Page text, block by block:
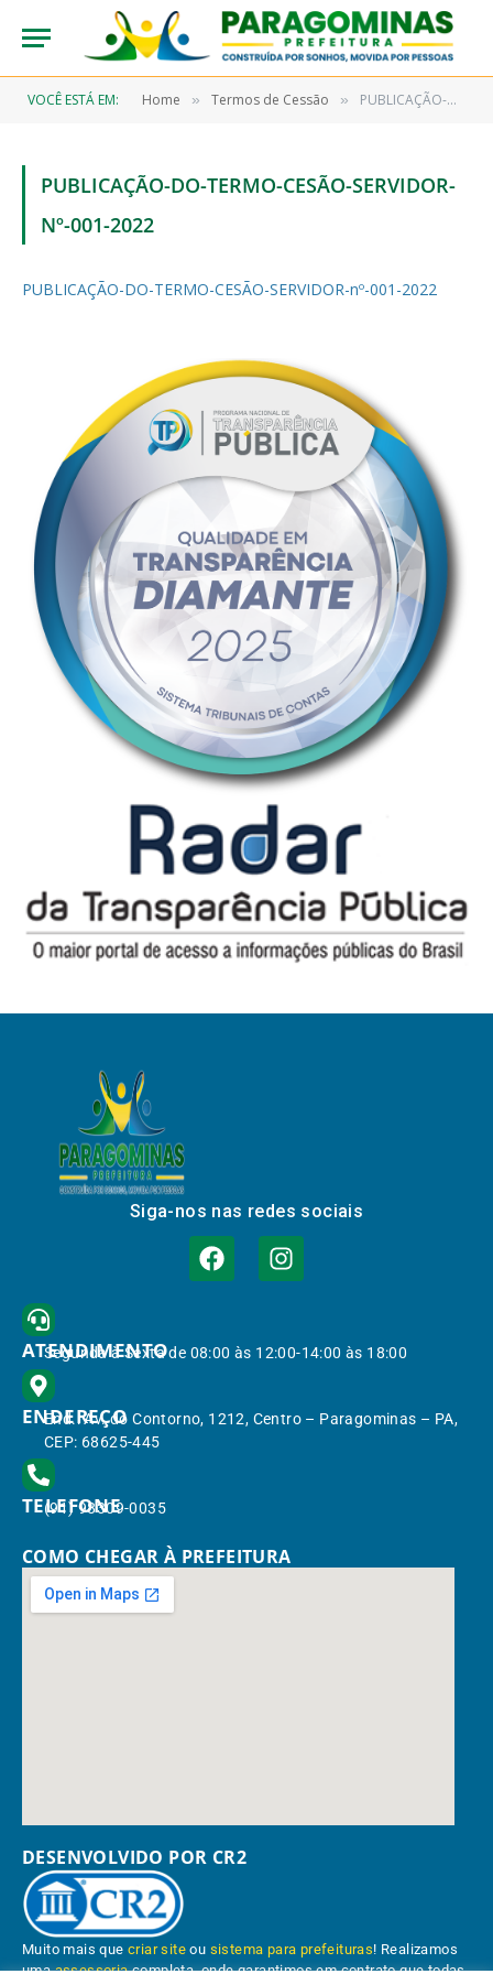
VOCÊ ESTÁ EM: Home » Termos de Cessão » PUBLICAÇÃO-DO-TERMO-CESÃO-SERVIDOR-nº-001-2022
PUBLICAÇÃO-DO-TERMO-CESÃO-SERVIDOR-
Nº-001-2022
PUBLICAÇÃO-DO-TERMO-CESÃO-SERVIDOR-nº-001-2022
Siga-nos nas redes sociais
ATENDIMENTO
Segunda à Sexta de 08:00 às 12:00-14:00 às 18:00
ENDEREÇO
End.: Av. do Contorno, 1212, Centro – Paragominas – PA,
CEP: 68625-445
TELEFONE
(91) 98309-0035
COMO CHEGAR À PREFEITURA
DESENVOLVIDO POR CR2
Muito mais quecriar site ou sistema para prefeituras! Realizamos
umaassessoriacompleta, onde garantimos em contrato que todas